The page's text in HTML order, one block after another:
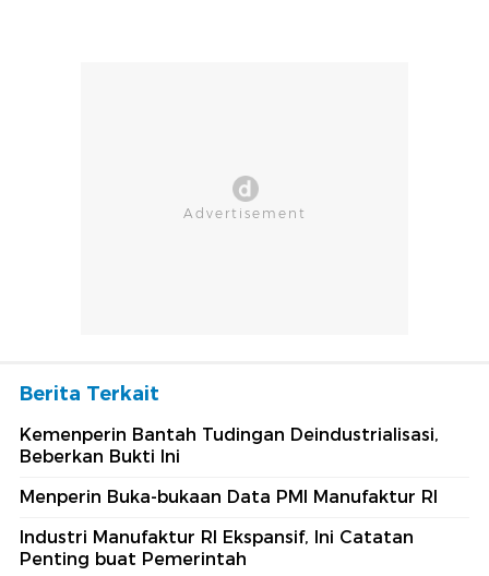
Berita Terkait
Kemenperin Bantah Tudingan Deindustrialisasi,
Beberkan Bukti Ini
Menperin Buka-bukaan Data PMI Manufaktur RI
Industri Manufaktur RI Ekspansif, Ini Catatan
Penting buat Pemerintah